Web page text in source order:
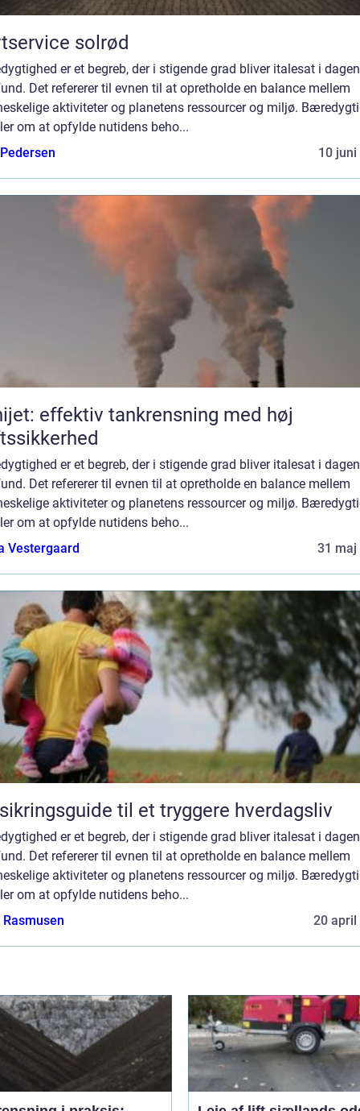
solrød
er et begreb, der i stigende grad bliver italesat i
Det refererer til evnen til at opretholde en balance mellem
aktiviteter og planetens ressourcer og miljø.
om at opfylde nutidens beho...
10 juni
effektiv tankrensning med høj
er et begreb, der i stigende grad bliver italesat i
Det refererer til evnen til at opretholde en balance mellem
aktiviteter og planetens ressourcer og miljø.
om at opfylde nutidens beho...
Vestergaard
31 maj
til et tryggere hverdagsliv
er et begreb, der i stigende grad bliver italesat i
Det refererer til evnen til at opretholde en balance mellem
aktiviteter og planetens ressourcer og miljø.
om at opfylde nutidens beho...
20 april